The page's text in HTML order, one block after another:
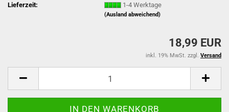
Lieferzeit:
1-4 Werktage
(Ausland abweichend)
18,99 EUR
inkl. 19% MwSt. zzgl. Versand